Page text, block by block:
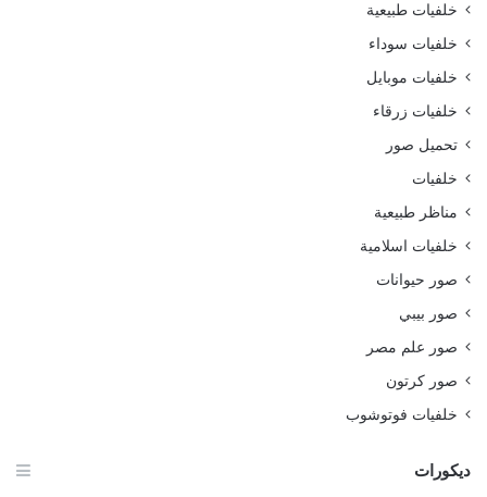
خلفيات طبيعية
خلفيات سوداء
خلفيات موبايل
خلفيات زرقاء
تحميل صور
خلفيات
مناظر طبيعية
خلفيات اسلامية
صور حيوانات
صور بيبي
صور علم مصر
صور كرتون
خلفيات فوتوشوب
ديكورات